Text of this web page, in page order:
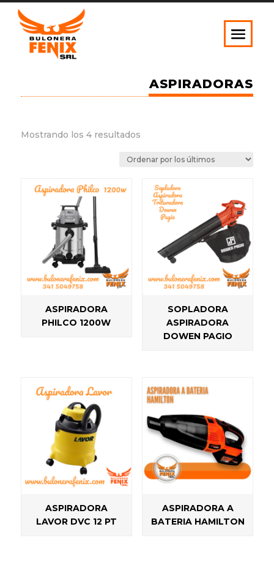
ASPIRADORAS
Mostrando los 4 resultadosOrdenado
últimos
ASPIRADORA
PHILCO 1200W
SOPLADORA
ASPIRADORA
DOWEN PAGIO
ASPIRADORA
LAVOR DVC 12 PT
ASPIRADORA A
BATERIA HAMILTON